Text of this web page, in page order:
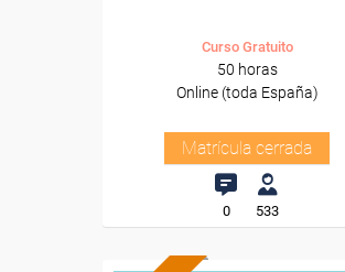
Curso Gratuito
50 horas
Online (toda España)
Matrícula cerrada
0 533